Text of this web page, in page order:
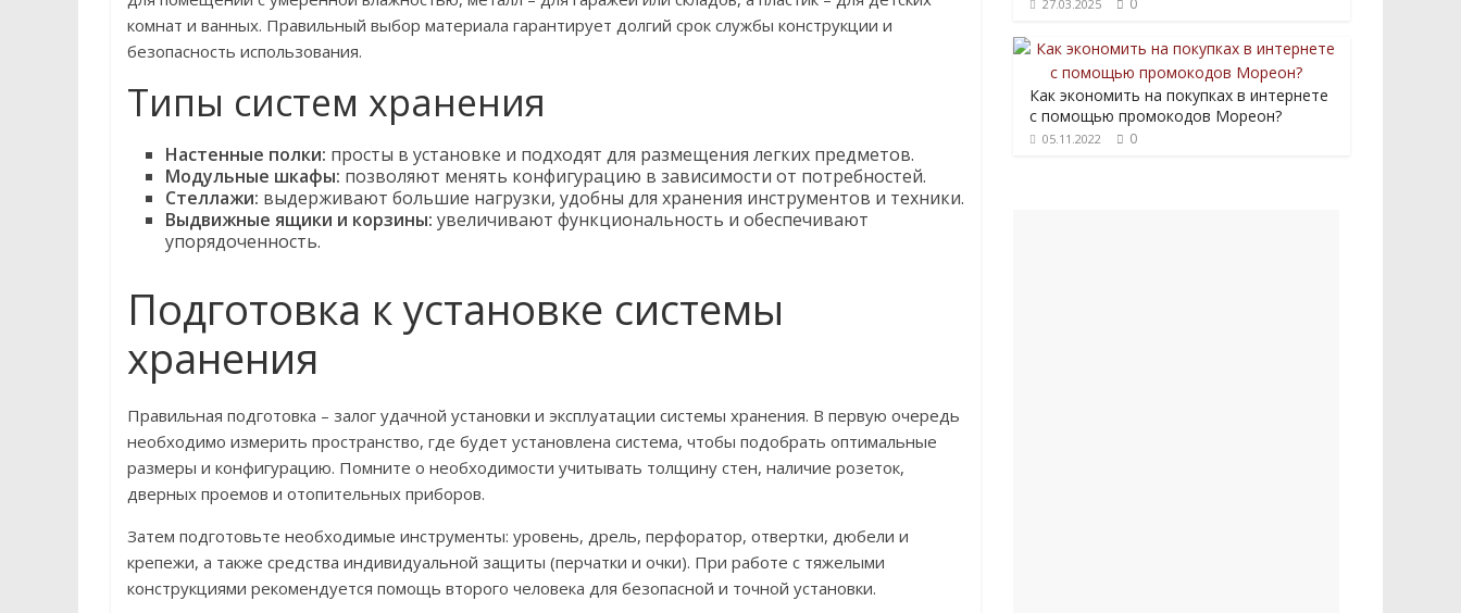
комнат и ванных. Правильный выбор материала гарантирует долгий срок службы конструкции и
безопасность использования.
Типы систем хранения
Настенные полки: просты в установке и подходят для размещения легких предметов.
Модульные шкафы: позволяют менять конфигурацию в зависимости от потребностей.
Стеллажи: выдерживают большие нагрузки, удобны для хранения инструментов и техники.
Выдвижные ящики и корзины: увеличивают функциональность и обеспечивают
упорядоченность.
Подготовка к установке системы
хранения
Правильная подготовка – залог удачной установки и эксплуатации системы хранения. В первую очередь
необходимо измерить пространство, где будет установлена система, чтобы подобрать оптимальные
размеры и конфигурацию. Помните о необходимости учитывать толщину стен, наличие розеток,
дверных проемов и отопительных приборов.
Затем подготовьте необходимые инструменты: уровень, дрель, перфоратор, отвертки, дюбели и
крепежи, а также средства индивидуальной защиты (перчатки и очки). При работе с тяжелыми
конструкциями рекомендуется помощь второго человека для безопасной и точной установки.
27.03.2025 0
Как экономить на покупках в интернете
с помощью промокодов Мореон?
05.11.2022 0